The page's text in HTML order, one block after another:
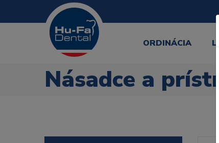
ORDINÁCIA
Násadce a